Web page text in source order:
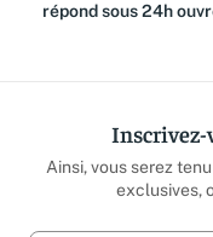
répond sous 24h
Inscrivez-
Ainsi, vous serez
exclusives,